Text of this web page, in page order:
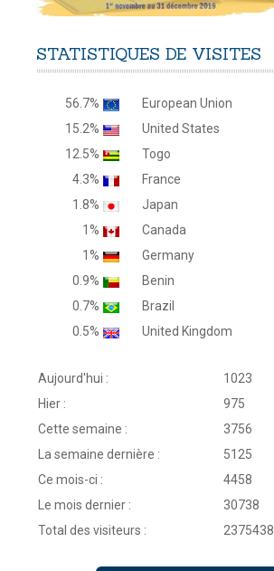
STATISTIQUES DE VISITES
56.7%
European Union
15.2%
United States
12.5%
Togo
4.3%
France
1.8%
Japan
1%
Canada
1%
Germany
0.9%
Benin
0.7%
Brazil
0.5%
United Kingdom
Aujourd'hui :
1023
Hier :
975
Cette semaine :
3756
La semaine dernière :
5125
Ce mois-ci :
4458
Le mois dernier :
30738
Total des visiteurs :
2375438